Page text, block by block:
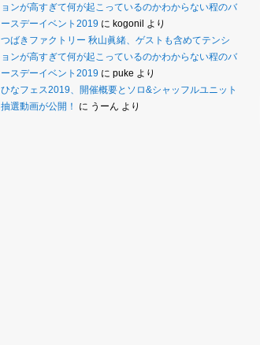
ョンが高すぎて何が起こっているのかわからない程のバ
ースデーイベント2019 に kogonil より
つばきファクトリー 秋山眞緒、ゲストも含めてテンシ
ョンが高すぎて何が起こっているのかわからない程のバ
ースデーイベント2019 に puke より
ひなフェス2019、開催概要とソロ&シャッフルユニット
抽選動画が公開！
に うーん より